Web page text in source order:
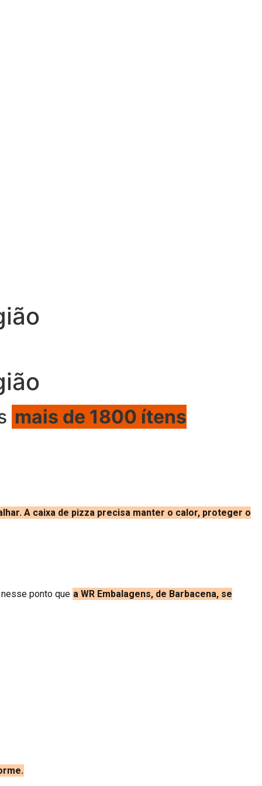
mais de 1800 ítens
A caixa de pizza precisa manter o calor, proteger o
ponto que a WR Embalagens, de Barbacena, se